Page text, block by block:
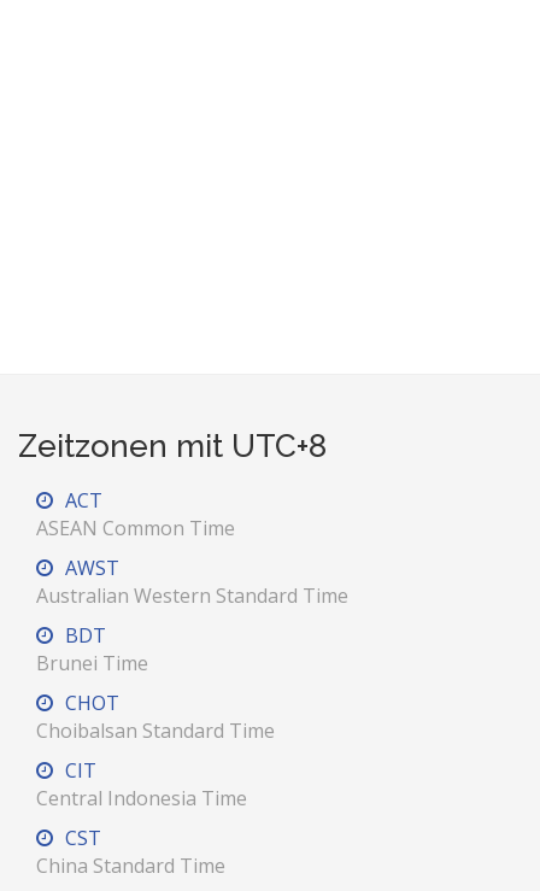
Zeitzonen mit UTC+8
ACT
ASEAN Common Time
AWST
Australian Western Standard Time
BDT
Brunei Time
CHOT
Choibalsan Standard Time
CIT
Central Indonesia Time
CST
China Standard Time